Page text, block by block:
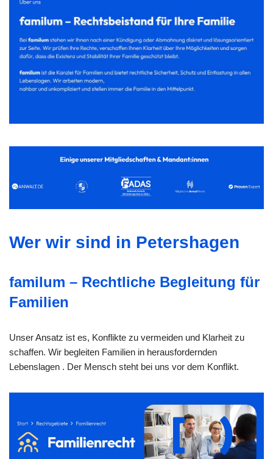
Wer wir sind in Petershagen
familum – Rechtliche Begleitung für
Familien
Unser Ansatz ist es, Konflikte zu vermeiden und Klarheit zu
schaffen. Wir begleiten Familien in herausfordernden
Lebenslagen . Der Mensch steht bei uns vor dem Konflikt.